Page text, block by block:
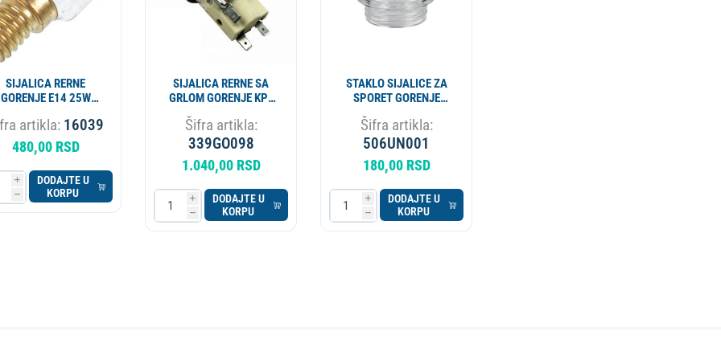
SIJALICA RERNE
GORENJE E14 25W
artikla: 16039
480,00 RSD
i
h
DODAJTE U
KORPU
SIJALICA RERNE SA
GRLOM GORENJE KPL
LH500 402082 196005
ORIGINAL
Šifra artikla:
339GO098
1.040,00 RSD
i
h
DODAJTE U
KORPU
STAKLO SIJALICE ZA
SPORET GORENJE
639157 ORIGINAL
Šifra artikla:
506UN001
180,00 RSD
i
h
DODAJTE U
KORPU